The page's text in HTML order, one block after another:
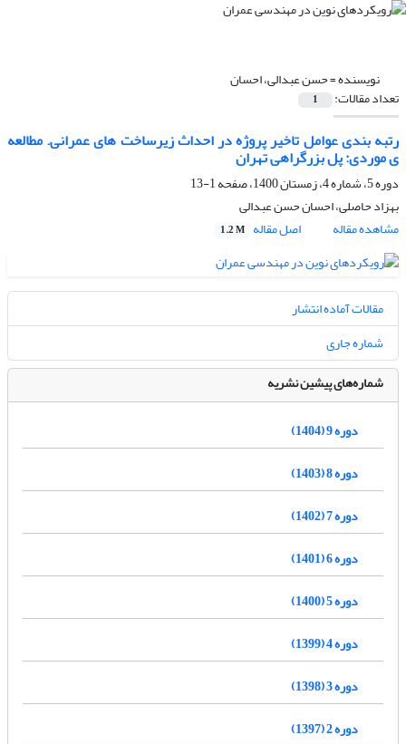
نویسنده =حسن عبدالی، احسان
تعداد مقالات: 1
رتبه بندی عوامل تاخیر پروژه در احداث زیرساخت های عمرانی. مطالعه
ی موردی: پل بزرگراهی تهران
دوره 5، شماره 4، زمستان 1400، صفحه
1-13
بهزاد حاصلی، احسان حسن عبدالی
مشاهده مقاله
اصل مقاله 1.2 M
مقالات آماده انتشار
شماره جاری
شماره‌های پیشین نشریه
دوره 9 (1404)
دوره 8 (1403)
دوره 7 (1402)
دوره 6 (1401)
دوره 5 (1400)
دوره 4 (1399)
دوره 3 (1398)
دوره 2 (1397)